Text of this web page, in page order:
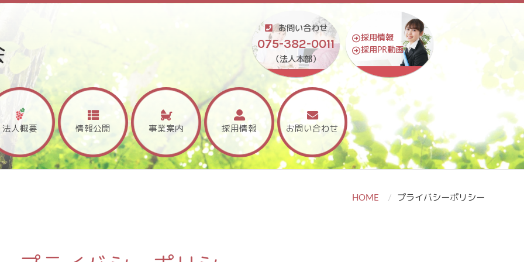
お問い合わせ
075-382-0011
（法人本部）
採用情報
採用PR動画
法人概要 情報公開 事業案内 採用情報 お問い合わせ
HOME プライバシーポリシー